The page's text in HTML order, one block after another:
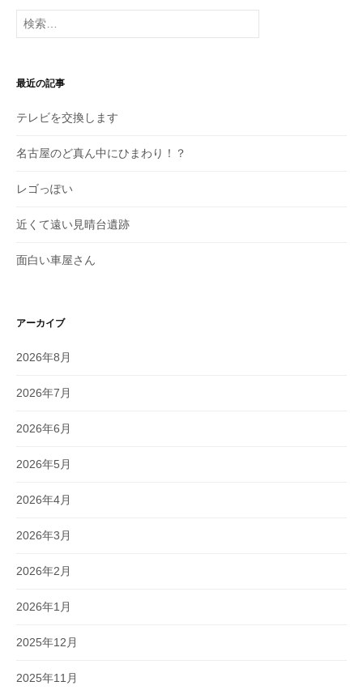
投
稿
検
索:
最近の記事
テレビを交換します
名古屋のど真ん中にひまわり！？
レゴっぽい
近くて遠い見晴台遺跡
面白い車屋さん
アーカイブ
2026年8月
2026年7月
2026年6月
2026年5月
2026年4月
2026年3月
2026年2月
2026年1月
2025年12月
2025年11月